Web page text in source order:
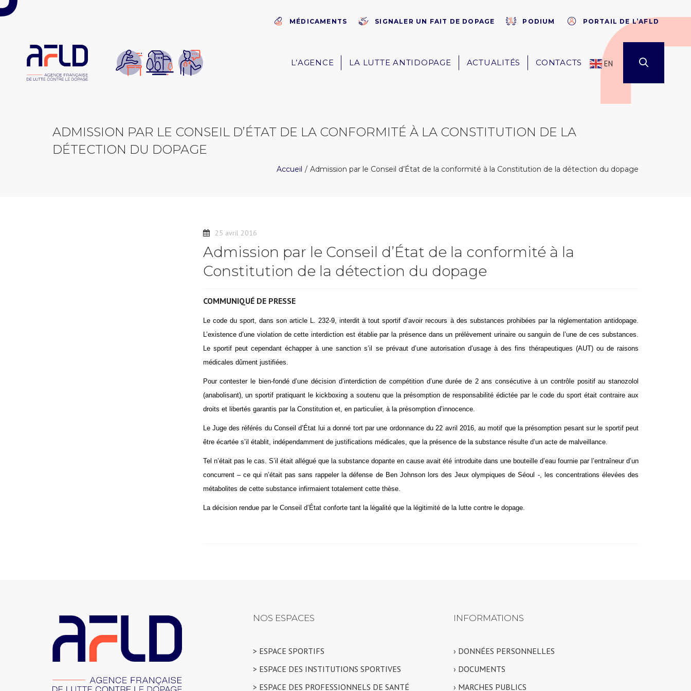
Panneau de gestion des cookies
MÉDICAMENTS SIGNALER UN FAIT DE DOPAGE PODIUM PORTAIL DE L’AFLD
L’AGENCE LA LUTTE ANTIDOPAGE ACTUALITÉS CONTACTS EN
ADMISSION PAR LE CONSEIL D’ÉTAT DE LA CONFORMITÉ À LA CONSTITUTION DE LA
DÉTECTION DU DOPAGE
Accueil Admission par le Conseil d’État de la conformité à la Constitution de la détection du dopage
25 avril 2016
Admission par le Conseil d’État de la conformité à la
Constitution de la détection du dopage
COMMUNIQUÉ DE PRESSE
Le code du sport, dans son article L. 232-9, interdit à tout sportif d’avoir recours à des substances prohibées par la réglementation antidopage.
L’existence d’une violation de cette interdiction est établie par la présence dans un prélèvement urinaire ou sanguin de l’une de ces substances.
Le sportif peut cependant échapper à une sanction s’il se prévaut d’une autorisation d’usage à des fins thérapeutiques (AUT) ou de raisons
médicales dûment justifiées.
Pour contester le bien-fondé d’une décision d’interdiction de compétition d’une durée de 2 ans consécutive à un contrôle positif au stanozolol
(anabolisant), un sportif pratiquant le kickboxing a soutenu que la présomption de responsabilité édictée par le code du sport était contraire aux
droits et libertés garantis par la Constitution et, en particulier, à la présomption d’innocence.
Le Juge des référés du Conseil d’État lui a donné tort par une ordonnance du 22 avril 2016, au motif que la présomption pesant sur le sportif peut
être écartée s’il établit, indépendamment de justifications médicales, que la présence de la substance résulte d’un acte de malveillance.
Tel n’était pas le cas. S’il était allégué que la substance dopante en cause avait été introduite dans une bouteille d’eau fournie par l’entraîneur d’un
concurrent – ce qui n’était pas sans rappeler la défense de Ben Johnson lors des Jeux olympiques de Séoul -, les concentrations élevées des
métabolites de cette substance infirmaient totalement cette thèse.
La décision rendue par le Conseil d’État conforte tant la légalité que la légitimité de la lutte contre le dopage.
NOS ESPACES
> ESPACE SPORTIFS
> ESPACE DES INSTITUTIONS SPORTIVES
> ESPACE DES PROFESSIONNELS DE SANTÉ
INFORMATIONS
› DONNÉES PERSONNELLES
› DOCUMENTS
› MARCHES PUBLICS